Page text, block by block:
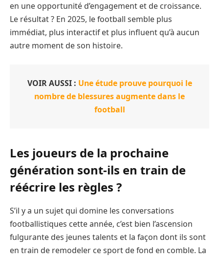
en une opportunité d’engagement et de croissance.
Le résultat ? En 2025, le football semble plus
immédiat, plus interactif et plus influent qu’à aucun
autre moment de son histoire.
VOIR AUSSI : Une étude prouve pourquoi le
nombre de blessures augmente dans le
football
Les joueurs de la prochaine
génération sont-ils en train de
réécrire les règles ?
S’il y a un sujet qui domine les conversations
footballistiques cette année, c’est bien l’ascension
fulgurante des jeunes talents et la façon dont ils sont
en train de remodeler ce sport de fond en comble. La